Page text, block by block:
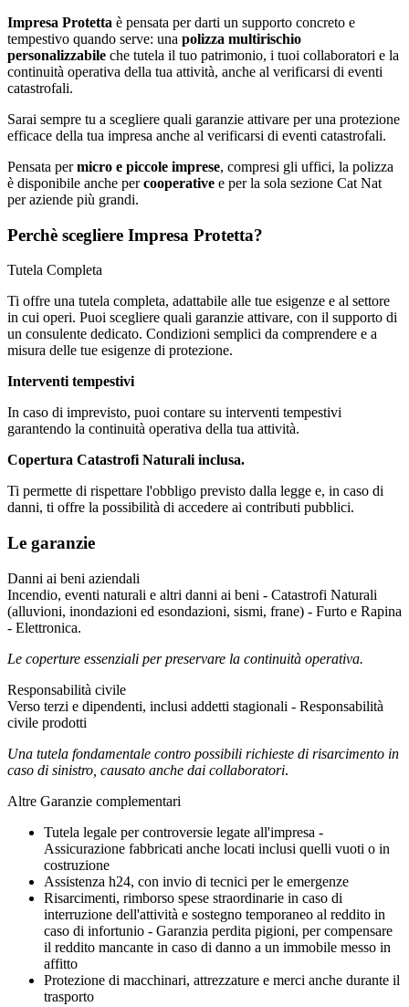
Impresa Protetta è pensata per darti un supporto concreto e
tempestivo quando serve: una polizza multirischio
personalizzabile che tutela il tuo patrimonio, i tuoi collaboratori e la
continuità operativa della tua attività, anche al verificarsi di eventi
catastrofali.
Sarai sempre tu a scegliere quali garanzie attivare per una protezione
efficace della tua impresa anche al verificarsi di eventi catastrofali.
Pensata permicro e piccole imprese, compresi gli uffici, la polizza
è disponibile anche percooperative e per la sola sezione Cat Nat
per aziende più grandi.
Perchè scegliere Impresa Protetta?
Tutela Completa
Ti offre una tutela completa, adattabile alle tue esigenze e al settore
in cui operi. Puoi scegliere quali garanzie attivare, con il supporto di
un consulente dedicato. Condizioni semplici da comprendere e a
misura delle tue esigenze di protezione.
Interventi tempestivi
In caso di imprevisto, puoi contare su interventi tempestivi
garantendo la continuità operativa della tua attività.
Copertura Catastrofi Naturali inclusa.
Ti permette di rispettare l'obbligo previsto dalla legge e, in caso di
danni, ti offre la possibilità di accedere ai contributi pubblici.
Le garanzie
Danni ai beni aziendali
Incendio, eventi naturali e altri danni ai beni - Catastrofi Naturali
(alluvioni, inondazioni ed esondazioni, sismi, frane) - Furto e Rapina
- Elettronica.
Le coperture essenziali per preservare la continuità operativa.
Responsabilità civile
Verso terzi e dipendenti, inclusi addetti stagionali - Responsabilità
civile prodotti
Una tutela fondamentale contro possibili richieste di risarcimento in
caso di sinistro, causato anche dai collaboratori.
Altre Garanzie complementari
Tutela legale per controversie legate all'impresa -
Assicurazione fabbricati anche locati inclusi quelli vuoti o in
costruzione
Assistenza h24, con invio di tecnici per le emergenze
Risarcimenti, rimborso spese straordinarie in caso di
interruzione dell'attività e sostegno temporaneo al reddito in
caso di infortunio - Garanzia perdita pigioni, per compensare
il reddito mancante in caso di danno a un immobile messo in
affitto
Protezione di macchinari, attrezzature e merci anche durante il
trasporto